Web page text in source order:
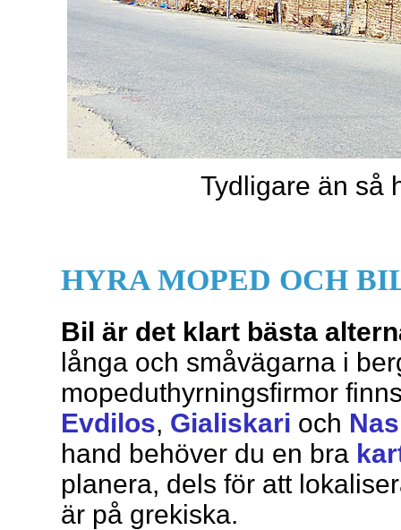
Tydligare än så
HYRA MOPED OCH
Bil är det klart bästa
långa och småvägarna i
mopeduthyrningsfirmor
Evdilos, Gialiskari och Nas
hand behöver du en bra
planera, dels för att
är på grekiska.